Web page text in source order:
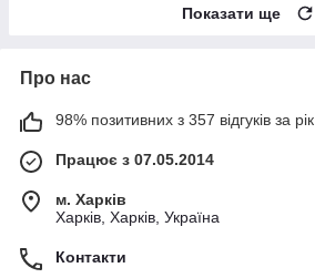
Показати ще
Про нас
98% позитивних з 357 відгуків за рік
Працює з 07.05.2014
м. Харків
Харків, Харків, Україна
Контакти